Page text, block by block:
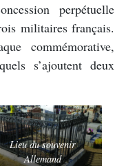
perpétuelle
militaires français.
commémorative,
s’ajoutent deux
Lieu du souvenir
Allemand